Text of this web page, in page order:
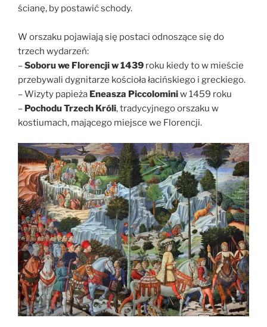
ścianę, by postawić schody.
W orszaku pojawiają się postaci odnoszące się do
trzech wydarzeń:
–Soboru we Florencji w 1439 roku kiedy to w mieście
przebywali dygnitarze kościoła łacińskiego i greckiego.
– Wizyty papieża Eneasza Piccolominiw 1459 roku
– Pochodu Trzech Króli, tradycyjnego orszaku w
kostiumach, mającego miejsce we Florencji.